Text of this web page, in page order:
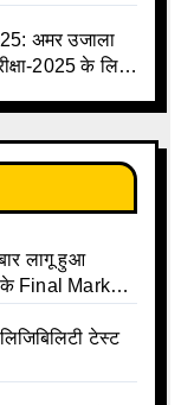
अमर उजाला
2025 के लिए
लागू हुआ
Final Marks
टेस्ट